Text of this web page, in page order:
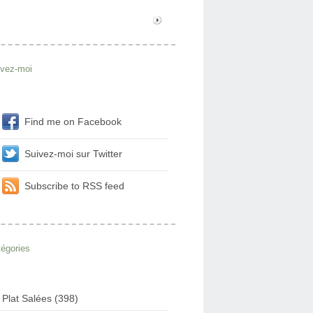
moi
Find me on Facebook
Suivez-moi sur Twitter
Subscribe to RSS feed
Plat Salées (398)